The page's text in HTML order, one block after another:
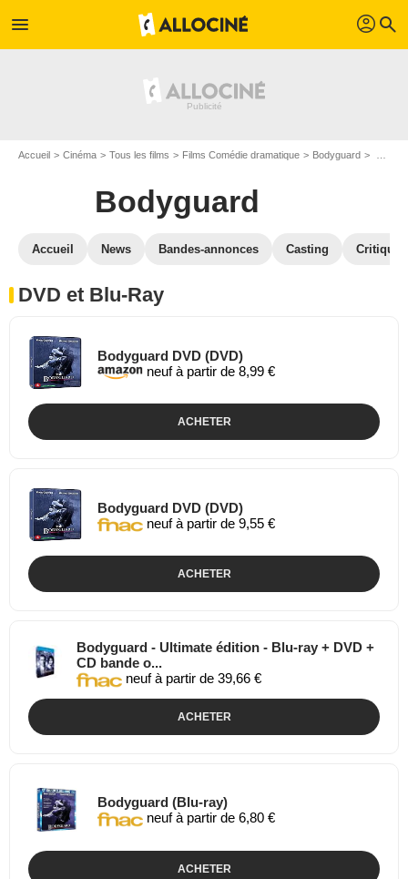
menu profil search
Accueil Cinéma Tous les films Films Comédie dramatique Bodyguard
Bodyguard
Accueil News Bandes-annonces Casting
DVD et Blu-Ray
Bodyguard DVD (DVD)
neuf à partir de 8,99 €
ACHETER
Bodyguard DVD (DVD)
neuf à partir de 9,55 €
ACHETER
Bodyguard - Ultimate édition - Blu-ray + DVD +
CD bande o...
neuf à partir de 39,66 €
ACHETER
Bodyguard (Blu-ray)
neuf à partir de 6,80 €
ACHETER